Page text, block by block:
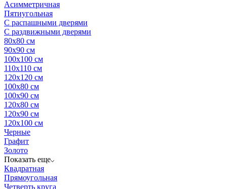
Асимметричная
Пятиугольная
С распашными дверями
С раздвижными дверями
80х80 см
90х90 см
100х100 см
110х110 см
120х120 см
100х80 см
100х90 см
120х80 см
120х90 см
120х100 см
Черные
Графит
Золото
Показать еще
Квадратная
Прямоугольная
Четверть круга